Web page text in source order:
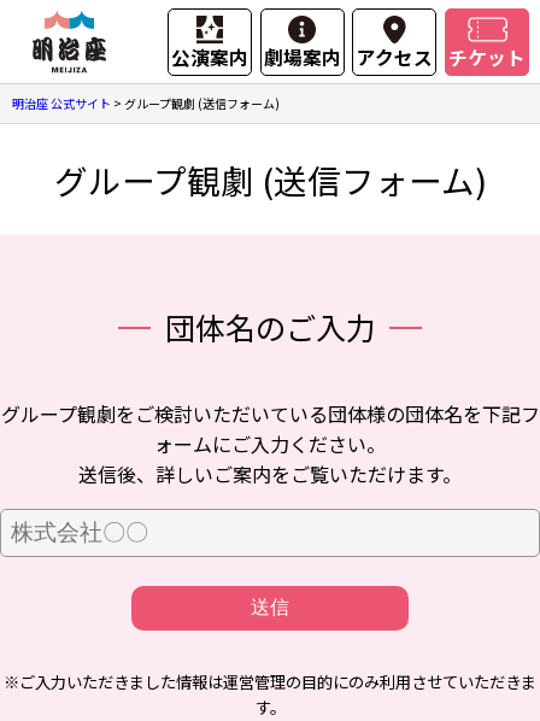
公演案内 劇場案内 アクセス チケット
明治座 公式サイト > グループ観劇 (送信フォーム)
グループ観劇 (送信フォーム)
団体名のご入力
グループ観劇をご検討いただいている団体様の団体名を下記フ
ォームにご入力ください。
送信後、詳しいご案内をご覧いただけます。
送信
※ご入力いただきました情報は運営管理の目的にのみ利用させていただきま
す。